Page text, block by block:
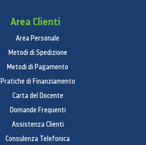
Area Clienti
Area Personale
Metodi di Spedizione
Metodi di Pagamento
Pratiche di Finanziamento
Carta del Docente
Domande Frequenti
Assistenza Clienti
Consulenza Telefonica